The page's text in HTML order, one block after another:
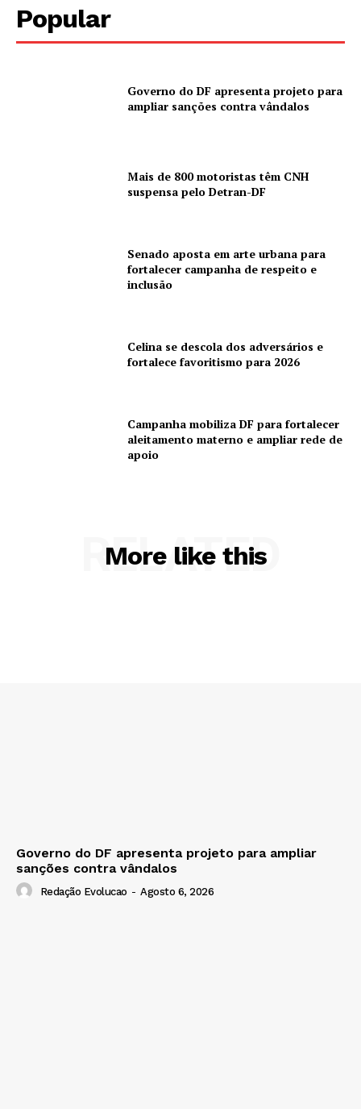
Popular
Governo do DF apresenta projeto para
ampliar sanções contra vândalos
Mais de 800 motoristas têm CNH
suspensa pelo Detran-DF
Senado aposta em arte urbana para
fortalecer campanha de respeito e
inclusão
Celina se descola dos adversários e
fortalece favoritismo para 2026
Campanha mobiliza DF para fortalecer
aleitamento materno e ampliar rede de
apoio
More like this
RELATED
Governo do DF apresenta projeto para ampliar
sanções contra vândalos
Redação Evolucao - Agosto 6, 2026